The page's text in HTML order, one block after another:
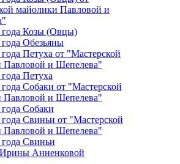
майолики Павловой и
Козы (Овцы)
Обезьяны
Петуха от "Мастерской
Павловой и Шепелева"
Петуха
Собаки от "Мастерской
Павловой и Шепелева"
Собаки
Свиньи от "Мастерской
Павловой и Шепелева"
Свиньи
Анненковой